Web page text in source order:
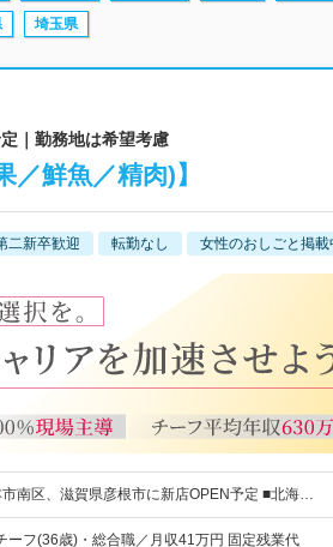
埼玉県
｜勤務地は希望考慮
鮮魚／精肉)】
二新卒歓迎 転勤なし 女性のおしごと掲載
南区、滋賀県彦根市に新店OPEN予定 ■北海…
フ(36歳)・総合職／月収41万円 固定残業代